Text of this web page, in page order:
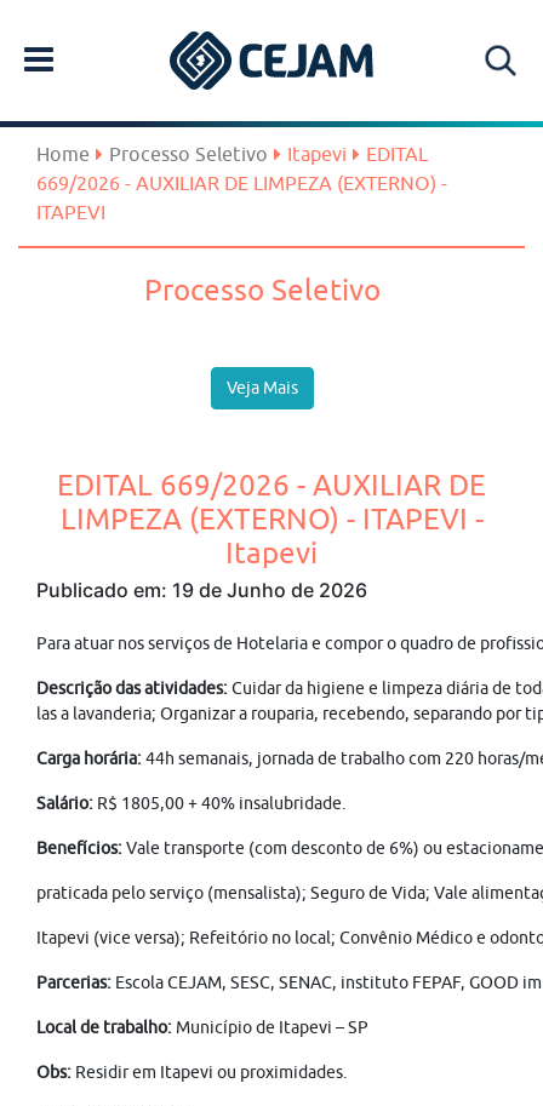
Home Processo Seletivo Itapevi
EDITAL
669/2026 - AUXILIAR DE LIMPEZA (EXTERNO) -
ITAPEVI
Processo Seletivo
Veja Mais
EDITAL 669/2026 - AUXILIAR DE
LIMPEZA (EXTERNO) - ITAPEVI -
Itapevi
Publicado em: 19 de Junho de 2026
Para atuar nos serviços de Hotelaria e compor o quadro de
Descrição das atividades:Cuidar da higiene e limpeza diária de
las a lavanderia; Organizar a rouparia, recebendo, separando
Carga horária:44h semanais, jornada de trabalho com 220 horas/
Salário: R$ 1805,00 + 40% insalubridade.
Benefícios:Vale transporte (com desconto de 6%) ou
praticada pelo serviço (mensalista); Seguro de Vida; Vale
Itapevi (vice versa); Refeitório no local; Convênio Médico e
Parcerias: Escola CEJAM, SESC, SENAC, instituto FEPAF,
Local de trabalho: Município de Itapevi –SP
Obs: Residir em Itapevi ou proximidades.